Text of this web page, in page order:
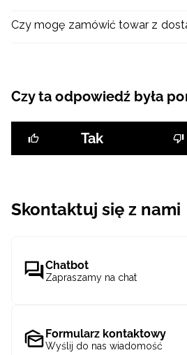
Czy mogę zamówić towar z
Czy ta odpowiedź była
Tak
Skontaktuj się z nami
Chatbot
Zapraszamy na chat
Formularz kontaktowy
Wyślij do nas wiadomość